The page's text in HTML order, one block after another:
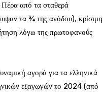
Πέρα από τα σταθερά
τα ¾ της ανόδου), κρίσιμη
λόγω της πρωτοφανούς
αγορά για τα ελληνικά
εξαγωγών το 2024 (από